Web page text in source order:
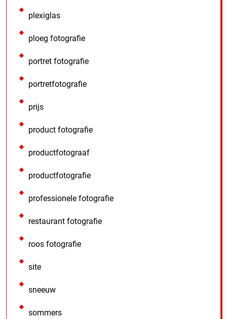
plexiglas
ploeg fotografie
portret fotografie
portretfotografie
prijs
product fotografie
productfotograaf
productfotografie
professionele fotografie
restaurant fotografie
roos fotografie
site
sneeuw
sommers